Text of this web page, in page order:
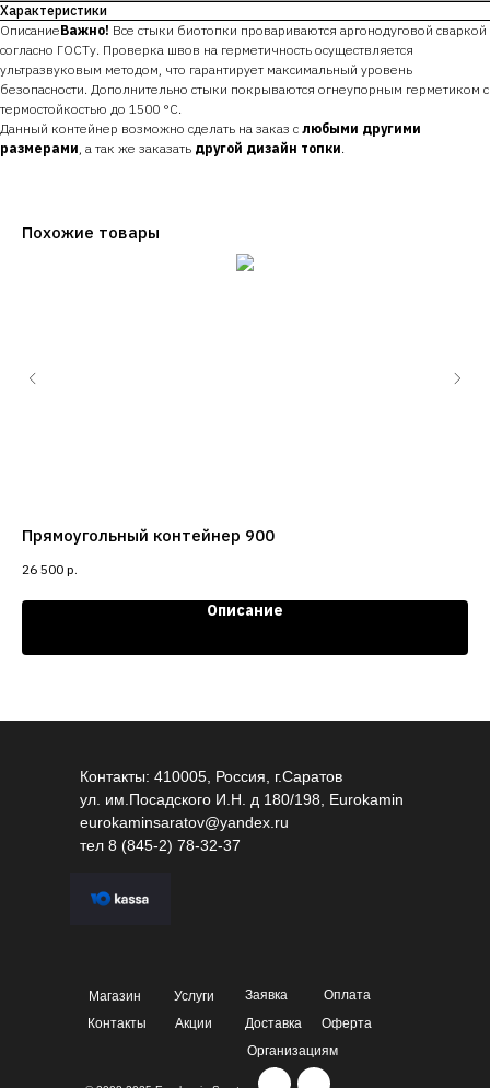
Характеристики
ОписаниеВажно! ​Все стыки биотопки провариваются аргонодуговой сваркой
согласно ГОСТу. Проверка швов на герметичность осуществляется
ультразвуковым методом, что гарантирует максимальный уровень
безопасности. Дополнительно стыки покрываются огнеупорным герметиком с
термостойкостью до 1500 °С.
Данный контейнер возможно сделать на заказ с любыми другими
размерами , а так же заказать другой дизайн топки
Похожие товары
Прямоугольный контейнер 900
26 500 р.
Описание
Контакты: 410005, Россия, г.Саратов
ул. им.Посадского И.Н. д 180/198, Eurokamin
eurokaminsaratov@yandex.ru
тел 8 (845-2) 78-32-37
Магазин Услуги Заявка
Оплата
Акции
Контакты Доставка
Оферта
Организациям